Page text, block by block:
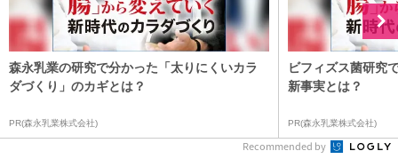
森永乳業の研究で分かった「太りにくいカラ
ダづくり」のカギとは？
PR(森永乳業株式会社)
ビフィズス菌研究
新事実とは？
PR(森永乳業株式会社)
Recommended by